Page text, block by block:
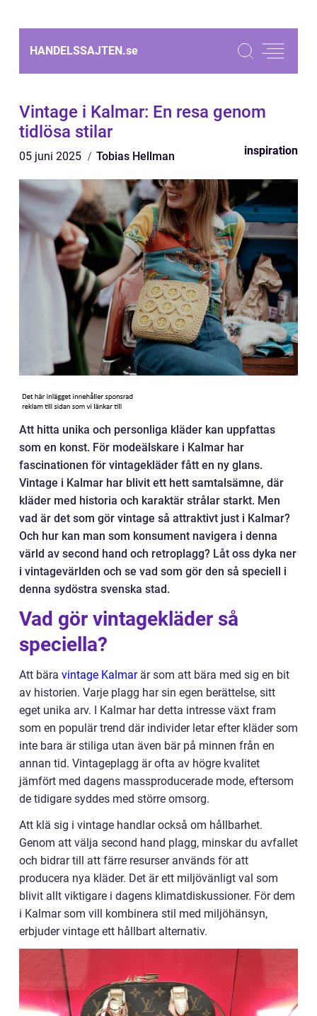
HANDELSSAJTEN.se
Vintage i Kalmar: En resa genom
tidlösa stilar
05 juni 2025 Tobias Hellman inspiration
Att hitta unika och personliga kläder kan uppfattas
som en konst. För modeälskare i Kalmar har
fascinationen för vintagekläder fått en ny glans.
Vintage i Kalmar har blivit ett hett samtalsämne, där
kläder med historia och karaktär strålar starkt. Men
vad är det som gör vintage så attraktivt just i Kalmar?
Och hur kan man som konsument navigera i denna
värld av second hand och retroplagg? Låt oss dyka ner
i vintagevärlden och se vad som gör den så speciell i
denna sydöstra svenska stad.
Vad gör vintagekläder så
speciella?
Att bära vintage Kalmarär som att bära med sig en bit
av historien. Varje plagg har sin egen berättelse, sitt
eget unika arv. I Kalmar har detta intresse växt fram
som en populär trend där individer letar efter kläder som
inte bara är stiliga utan även bär på minnen från en
annan tid. Vintageplagg är ofta av högre kvalitet
jämfört med dagens massproducerade mode, eftersom
de tidigare syddes med större omsorg.
Att klä sig i vintage handlar också om hållbarhet.
Genom att välja second hand plagg, minskar du avfallet
och bidrar till att färre resurser används för att
producera nya kläder. Det är ett miljövänligt val som
blivit allt viktigare i dagens klimatdiskussioner. För dem
i Kalmar som vill kombinera stil med miljöhänsyn,
erbjuder vintage ett hållbart alternativ.